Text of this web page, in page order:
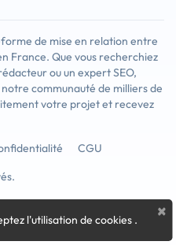
de mise en relation entre
France. Que vous recherchiez
ou un expert SEO,
communauté de milliers de
votre projet et recevez
CGU
×
l'utilisation de cookies .